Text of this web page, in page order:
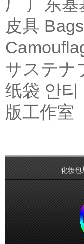
厂
广东
皮具
サステナ
纸袋 안
版工作室
化妆包